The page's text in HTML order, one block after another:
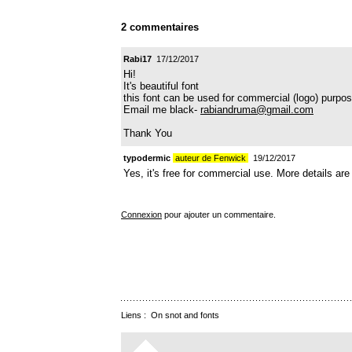
2 commentaires
Rabi17 17/12/2017
Hi!
It's beautiful font
this font can be used for commercial (logo)
Email me black- rabiandruma@gmail.com
Thank You
typodermic auteur de Fenwick 19/12/2017
Yes, it's free for commercial use. More details are
Connexion pour ajouter un commentaire.
Liens : On snot and fonts